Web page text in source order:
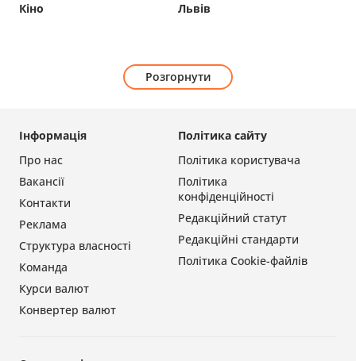
Кіно Львів
Розгорнути
Політика сайту
Політика користувача
Політика
конфіденційності
Редакційний статут
Редакційні стандарти
Політика Cookie-файлів
Інформація
Про нас
Вакансії
Контакти
Реклама
Структура власності
Команда
Курси валют
Конвертер валют